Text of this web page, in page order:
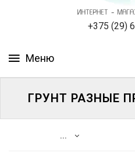
+375 (29)
НОВОСТИ,
АКЦИИ
ОТЗЫВЫ
ГРУНТ РАЗНЫЕ
...